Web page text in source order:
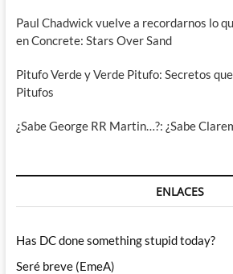
Paul Chadwick vuelve a recordarnos lo
en Concrete: Stars Over Sand
Pitufo Verde y Verde Pitufo: Secretos
Pitufos
¿Sabe George RR Martin…?: ¿Sabe
ENLACES
Has DC done something stupid today?
Seré breve (EmeA)